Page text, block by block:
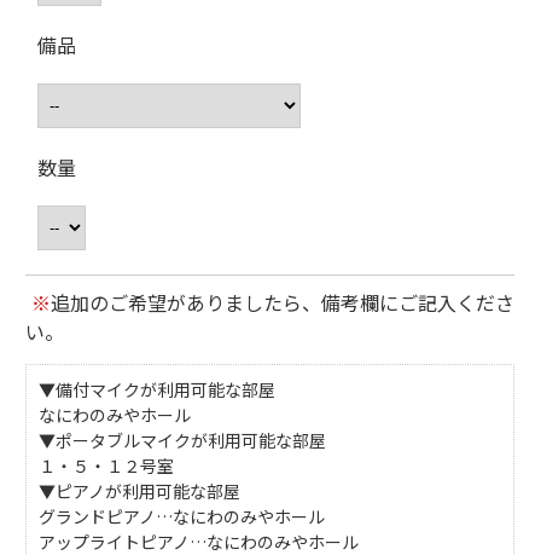
備品
数量
※追加のご希望がありましたら、備考欄にご記入くださ
い。
▼備付マイクが利用可能な部屋
なにわのみやホール
▼ポータブルマイクが利用可能な部屋
１・５・１２号室
▼ピアノが利用可能な部屋
グランドピアノ…なにわのみやホール
アップライトピアノ…なにわのみやホール